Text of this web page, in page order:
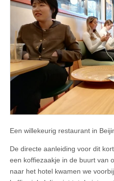
Een willekeurig restaurant in
De directe aanleiding voor dit
een koffiezaakje in de buurt van
naar het hotel kwamen we